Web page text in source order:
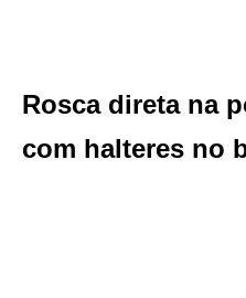
Rosca direta na
com halteres no